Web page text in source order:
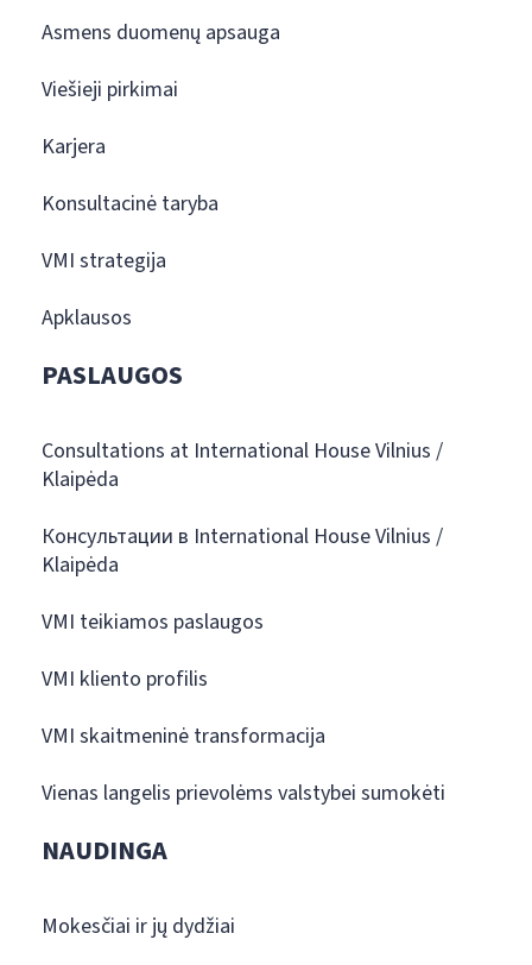
Asmens duomenų apsauga
Viešieji pirkimai
Karjera
Konsultacinė taryba
VMI strategija
Apklausos
PASLAUGOS
Consultations at International House Vilnius /
Klaipėda
Консультации в International House Vilnius /
Klaipėda
VMI teikiamos paslaugos
VMI kliento profilis
VMI skaitmeninė transformacija
Vienas langelis prievolėms valstybei sumokėti
NAUDINGA
Mokesčiai ir jų dydžiai